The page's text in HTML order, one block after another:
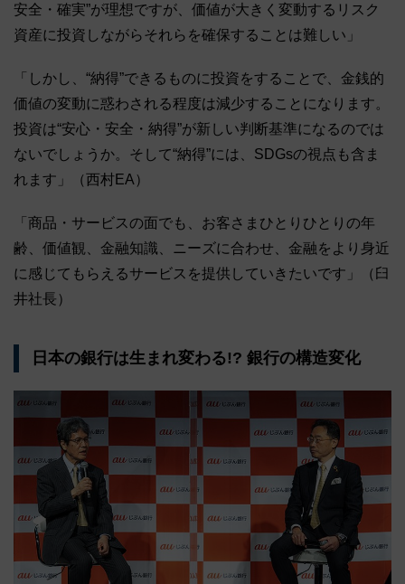
安全・確実”が理想ですが、価値が大きく変動するリスク
資産に投資しながらそれらを確保することは難しい」
「しかし、“納得”できるものに投資をすることで、金銭的
価値の変動に惑わされる程度は減少することになります。
投資は“安心・安全・納得”が新しい判断基準になるのでは
ないでしょうか。そして“納得”には、SDGsの視点も含ま
れます」（西村EA）
「商品・サービスの面でも、お客さまひとりひとりの年
齢、価値観、金融知識、ニーズに合わせ、金融をより身近
に感じてもらえるサービスを提供していきたいです」（臼
井社長）
日本の銀行は生まれ変わる!? 銀行の構造変化